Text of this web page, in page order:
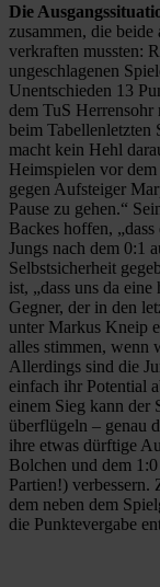
Die
zusammen, die
verkraften mussten:
ungeschlagenen
Unentschieden 13
dem TuS Herrensohr
beim Tabellenletzten
macht kein Hehl
Heimspielen vor
gegen Aufsteiger
Pause zu gehen.“
Backes hoffen,
Jungs nach dem 0:1
Selbstsicherheit
ist, „dass uns da
Gegner, der in den
unter Markus Kneip
alles stimmen, wenn
Allerdings sind die
einfach ihr Potential
einem Sieg kann der
überflügeln – genau
ihre etwas dürftige
Bolchen und dem
Partien!) verbessern.
dem neben dem
die Punktevergabe